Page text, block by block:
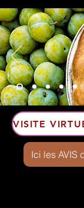
Ici les AVIS